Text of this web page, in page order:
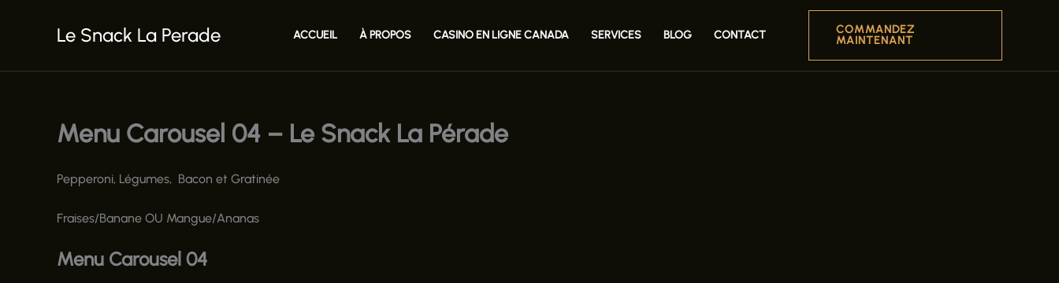
Le Snack La Perade ACCUEIL À PROPOS CASINO EN LIGNE CANADA SERVICES BLOG CONTACT
COMMANDEZ
MAINTENANT
Menu Carousel 04 – Le Snack La Pérade
Pepperoni, Légumes, Bacon et Gratinée
Fraises/Banane OU Mangue/Ananas
Menu Carousel 04